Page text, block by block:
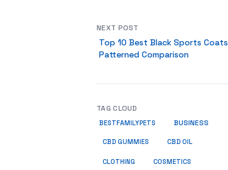
NEXT POST
Top 10 Best Black Sports Coats
Patterned Comparison
TAG CLOUD
BESTFAMILYPETS BUSINESS
CBD GUMMIES CBD OIL
CLOTHING COSMETICS